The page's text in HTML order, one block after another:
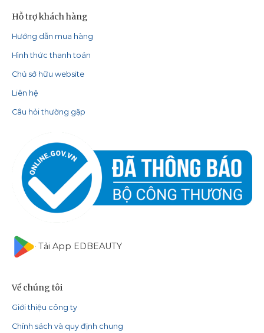
Hỗ trợ khách hàng
Hướng dẫn mua hàng
Hình thức thanh toán
Chủ sở hữu website
Liên hệ
Câu hỏi thường gặp
Tải App EDBEAUTY
Về chúng tôi
Giới thiệu công ty
Chính sách và quy định chung